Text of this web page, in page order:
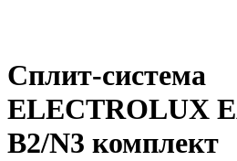
Сплит-система
ELECTROLUX
B2/N3 комплект